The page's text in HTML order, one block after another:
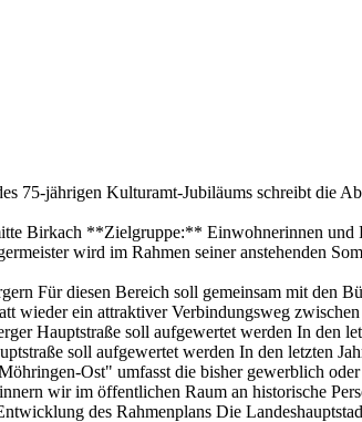
75-jährigen Kulturamt-Jubiläums schreibt die
Birkach **Zielgruppe:** Einwohnerinnen
wird im Rahmen seiner anstehenden
Für diesen Bereich soll gemeinsam mit den
wieder ein attraktiver Verbindungsweg
Hauptstraße soll aufgewertet werden In den
soll aufgewertet werden In den letzten
Ost" umfasst die bisher gewerblich
wir im öffentlichen Raum an historische
des Rahmenplans Die